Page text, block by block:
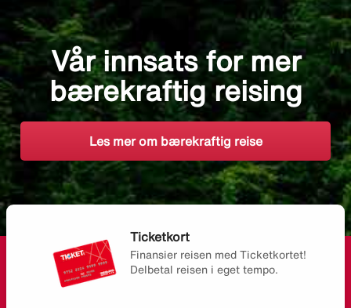
Vår innsats for mer
bærekraftig reising
Les mer om bærekraftig reise
Ticketkort
Finansier reisen med Ticketkortet!
Delbetal reisen i eget tempo.